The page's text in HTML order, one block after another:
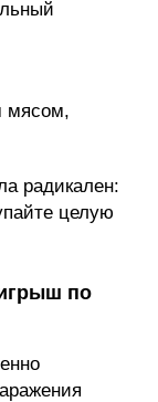
мясом,
радикален:
целую
по